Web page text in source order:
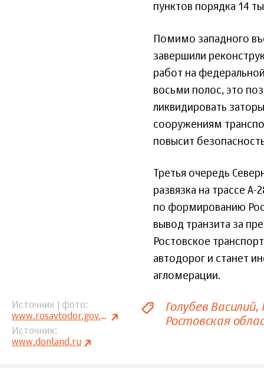
пунктов порядка 14
Помимо западного
завершили
работ на
восьми полос, это
ликвидировать
сооружениям
повысит
Третья очередь
развязка на трассе
по формированию
вывод транзита за
Ростовское
автодорог и станет
агломерации.
Источник | фото
www.rosavtodor.gov.ru
Источник
www.donland.ru
Голубев Василий
Ростовская